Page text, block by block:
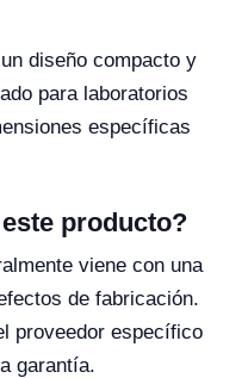
diseño compacto y
para laboratorios
específicas
producto?
viene con una
de fabricación.
proveedor específico
garantía.